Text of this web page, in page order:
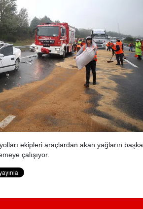
ekipleri araçlardan akan yağların başka
çalışıyor.